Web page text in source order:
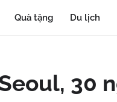
Quà tặng Du lịch
30